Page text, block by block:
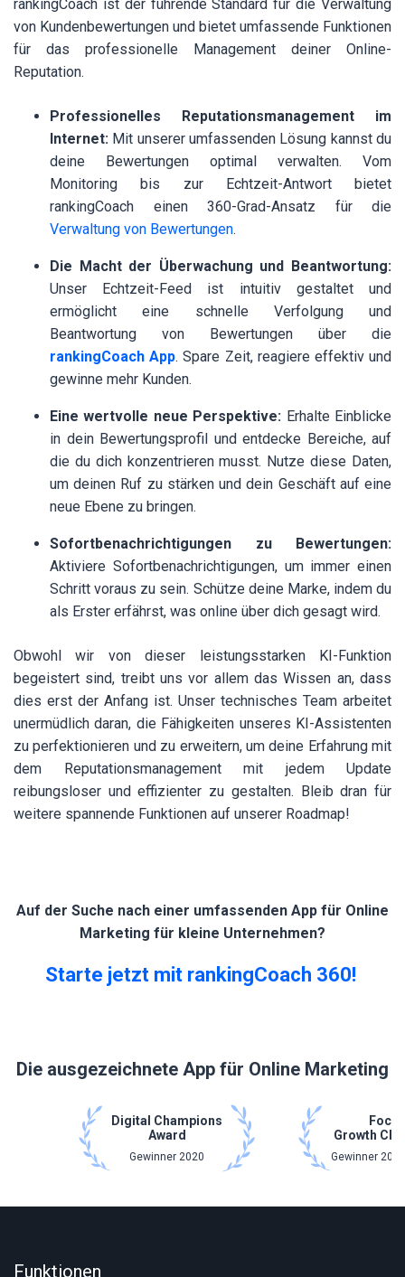
rankingCoach ist der führende Standard für die Verwaltung
von Kundenbewertungen und bietet umfassende Funktionen
für das professionelle Management deiner Online-
Reputation.
Professionelles Reputationsmanagement im
Internet: Mit unserer umfassenden Lösung kannst du
deine Bewertungen optimal verwalten. Vom
Monitoring bis zur Echtzeit-Antwort bietet
rankingCoach einen 360-Grad-Ansatz für die
Verwaltung von Bewertungen.
Die Macht der Überwachung und Beantwortung:
Unser Echtzeit-Feed ist intuitiv gestaltet und
ermöglicht eine schnelle Verfolgung und
Beantwortung von Bewertungen über die
rankingCoach App. Spare Zeit, reagiere effektiv und
gewinne mehr Kunden.
Eine wertvolle neue Perspektive: Erhalte Einblicke
in dein Bewertungsprofil und entdecke Bereiche, auf
die du dich konzentrieren musst. Nutze diese Daten,
um deinen Ruf zu stärken und dein Geschäft auf eine
neue Ebene zu bringen.
Sofortbenachrichtigungen zu Bewertungen:
Aktiviere Sofortbenachrichtigungen, um immer einen
Schritt voraus zu sein. Schütze deine Marke, indem du
als Erster erfährst, was online über dich gesagt wird.
Obwohl wir von dieser leistungsstarken KI-Funktion
begeistert sind, treibt uns vor allem das Wissen an, dass
dies erst der Anfang ist. Unser technisches Team arbeitet
unermüdlich daran, die Fähigkeiten unseres KI-Assistenten
zu perfektionieren und zu erweitern, um deine Erfahrung mit
dem Reputationsmanagement mit jedem Update
reibungsloser und effizienter zu gestalten. Bleib dran für
weitere spannende Funktionen auf unserer Roadmap!
Auf der Suche nach einer umfassenden App für Online
Marketing für kleine Unternehmen?
Starte jetzt mit rankingCoach 360!
Die ausgezeichnete App für Online Marketing
Digital Champions
Award
Gewinner 2020
Focus
Growth
Gewinner
Funktionen